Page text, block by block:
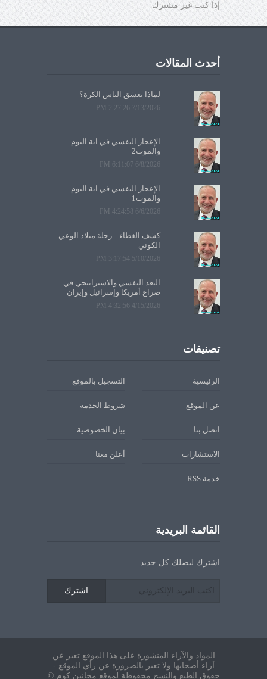
إذا كنت غير مشترك
أحدث المقالات
لماذا يعشق الناس الكرة؟
7/13/2026 2:27:26 PM
الإعجاز النفسي في آية النوم
والموت2
6/8/2026 6:11:07 PM
الإعجاز النفسي في آية النوم
والموت1
6/6/2026 4:24:58 PM
كشف الغطاء... رحلة ميلاد الوعي
الكوني
5/10/2026 3:17:54 PM
البعد النفسي والاستراتيجي في
صراع أمريكا وإسرائيل وإيران
4/15/2026 4:32:56 PM
تصنيفات
الرئيسية التسجيل بالموقع
عن الموقع شروط الخدمة
اتصل بنا بيان الخصوصية
الاستشارات أعلن معنا
خدمة RSS
القائمة البريدية
اشترك ليصلك كل جديد.
اشترك
المواد والآراء المنشورة على هذا الموقع تعبر عن
آراء أصحابها ولا تعبر بالضرورة عن رأي الموقع -
حقوق الطبع والنسخ محفوظة لموقع مجانين.كوم ©